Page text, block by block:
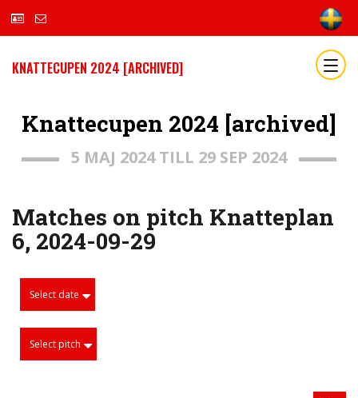
KNATTECUPEN 2024 [ARCHIVED]
Knattecupen 2024 [archived]
5 MAJ 2024 TILL 29 SEP 2024
Matches on pitch Knatteplan
6, 2024-09-29
Select date
Select pitch